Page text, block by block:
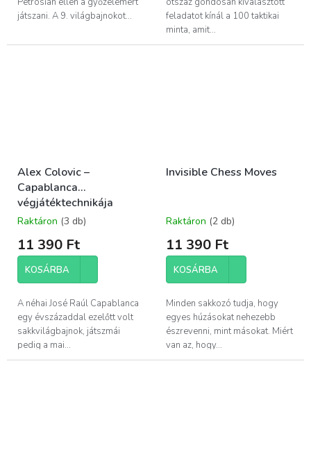
játszani. A 9. világbajnokot...
feladatot kínál a 100 taktikai
minta, amit...
Alex Colovic –
Capablanca
végjátéktechnikája
Raktáron (3 db)
11 390 Ft
KOSÁRBA
A néhai José Raúl Capablanca
egy évszázaddal ezelőtt volt
sakkvilágbajnok, játszmái
pedig a mai...
Invisible Chess Moves
Raktáron (2 db)
11 390 Ft
KOSÁRBA
Minden sakkozó tudja, hogy
egyes húzásokat nehezebb
észrevenni, mint másokat. Miért
van az, hogy...